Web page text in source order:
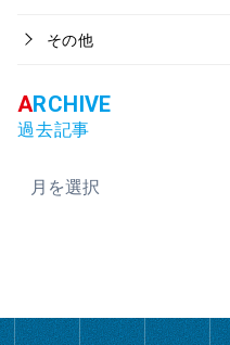
その他
過去記事
ー